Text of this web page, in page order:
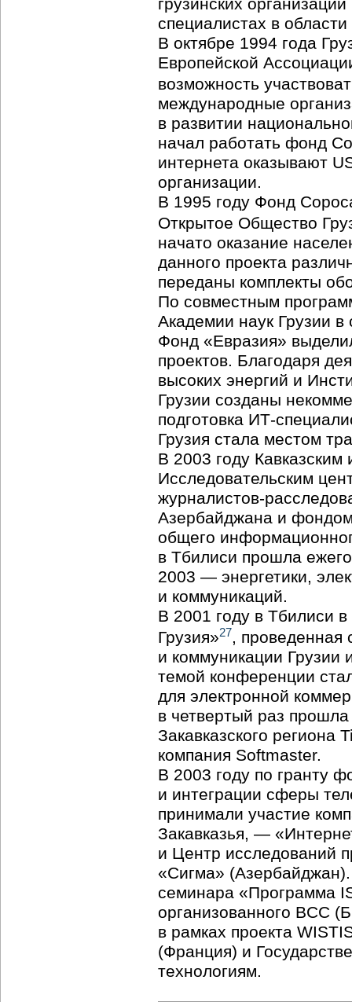
грузинских
специалистах в
В октябре 1994 года
Европейской
возможность
международные
в развитии
начал работать фонд
интернета оказывают
организации.
В 1995 году Фонд
Открытое Общество
начато оказание
данного проекта
переданы комплекты
По совместным
Академии наук Грузии
Фонд «Евразия»
проектов. Благодаря
высоких энергий и
Грузии созданы
подготовка ИТ-
Грузия стала местом
В 2003 году Кавказским
Исследовательским
журналистов-
Азербайджана и
общего
в Тбилиси прошла
2003 — энергетики,
и коммуникаций.
В 2001 году в Тбилиси
Грузия»27, проведенная
и коммуникации Грузии
темой конференции
для электронной
в четвертый раз
Закавказского региона
компания Softmaster.
В 2003 году по гранту
и интеграции сферы
принимали участие
Закавказья, — «
и Центр исследований
«Сигма»
семинара «Программа
организованного BCC
в рамках проекта
(Франция) и
технологиям.